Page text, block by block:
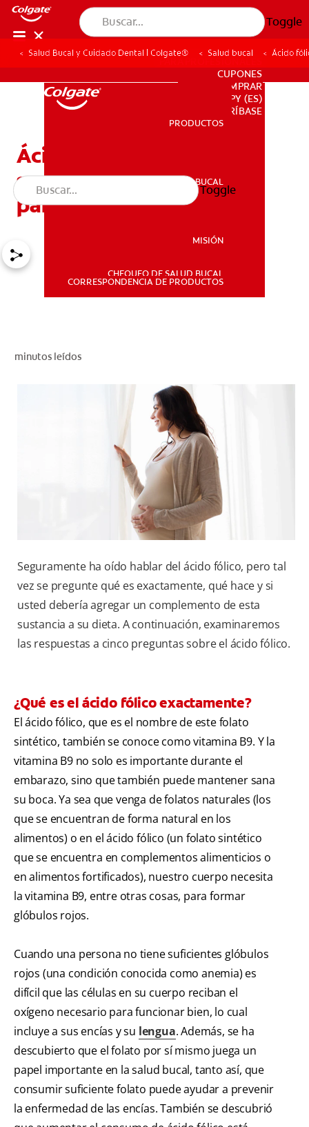
Toggle
PRODUCTOS
SALUD BUCAL
PARA PROFESIONALES
DONDE COMPRAR
PARA PROFESIONALES
CUPONES
DONDE COMPRAR
PY (ES)
SUSCRÍBASE
PRODUCTOS
SALUD BUCAL
MISIÓN
CHEQUEO DE SALUD BUCAL
CORRESPONDENCIA DE PRODUCTOS
Toggle
Salud Bucal y Cuidado Dental | Colgate® Salud bucal Ácido
Ácido fólico: La
supervitamina prenatal y
para la salud bucal
minutos leídos
Seguramente ha oído hablar del ácido fólico, pero tal
vez se pregunte qué es exactamente, qué hace y si
usted debería agregar un complemento de esta
sustancia a su dieta. A continuación, examinaremos
las respuestas a cinco preguntas sobre el ácido fólico.
¿Qué es el ácido fólico exactamente?
El ácido fólico, que es el nombre de este folato
sintético, también se conoce como vitamina B9. Y la
vitamina B9 no solo es importante durante el
embarazo, sino que también puede mantener sana
su boca. Ya sea que venga de folatos naturales (los
que se encuentran de forma natural en los
alimentos) o en el ácido fólico (un folato sintético
que se encuentra en complementos alimenticios o
en alimentos fortificados), nuestro cuerpo necesita
la vitamina B9, entre otras cosas, para formar
glóbulos rojos.
Cuando una persona no tiene suficientes glóbulos
rojos (una condición conocida como anemia) es
difícil que las células en su cuerpo reciban el
oxígeno necesario para funcionar bien, lo cual
incluye a sus encías y su lengua. Además, se ha
descubierto que el folato por sí mismo juega un
papel importante en la salud bucal, tanto así, que
consumir suficiente folato puede ayudar a prevenir
la enfermedad de las encías. También se descubrió